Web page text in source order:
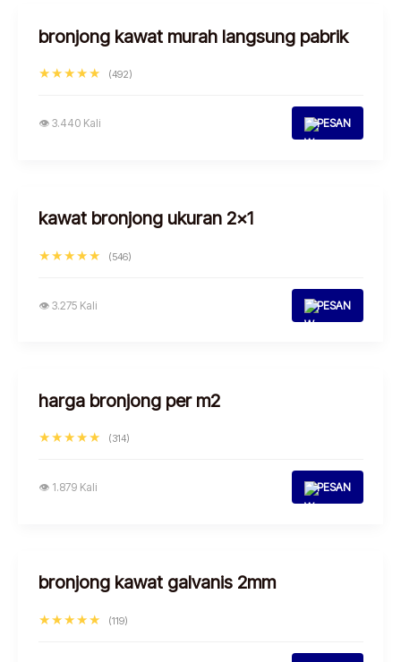
bronjong kawat murah langsung pabrik
★★★★★ (492)
👁 3.440 Kali PESAN
kawat bronjong ukuran 2×1
★★★★★ (546)
👁 3.275 Kali PESAN
harga bronjong per m2
★★★★★ (314)
👁 1.879 Kali PESAN
bronjong kawat galvanis 2mm
★★★★★ (119)